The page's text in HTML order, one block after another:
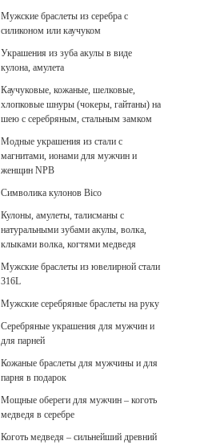
Мужские браслеты из серебра с
силиконом или каучуком
Украшения из зуба акулы в виде
кулона, амулета
Каучуковые, кожаные, шелковые,
хлопковые шнуры (чокеры, гайтаны) на
шею с серебряным, стальным замком
Модные украшения из стали с
магнитами, ионами для мужчин и
женщин NPB
Cимволика кулонов Bico
Кулоны, амулеты, талисманы с
натуральными зубами акулы, волка,
клыками волка, когтями медведя
Мужские браслеты из ювелирной стали
316L
Мужские серебряные браслеты на руку
Серебряные украшения для мужчин и
для парней
Кожаные браслеты для мужчины и для
парня в подарок
Мощные обереги для мужчин – коготь
медведя в серебре
Коготь медведя – сильнейший древний